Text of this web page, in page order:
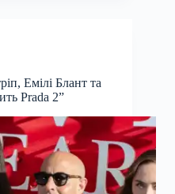
Емілі Блант та
Prada 2”